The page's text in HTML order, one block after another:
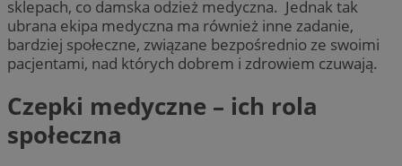
sklepach, co damska odzież medyczna. Jednak tak
ubrana ekipa medyczna ma również inne zadanie,
bardziej społeczne, związane bezpośrednio ze swoimi
pacjentami, nad których dobrem i zdrowiem czuwają.
Czepki medyczne – ich rola
społeczna